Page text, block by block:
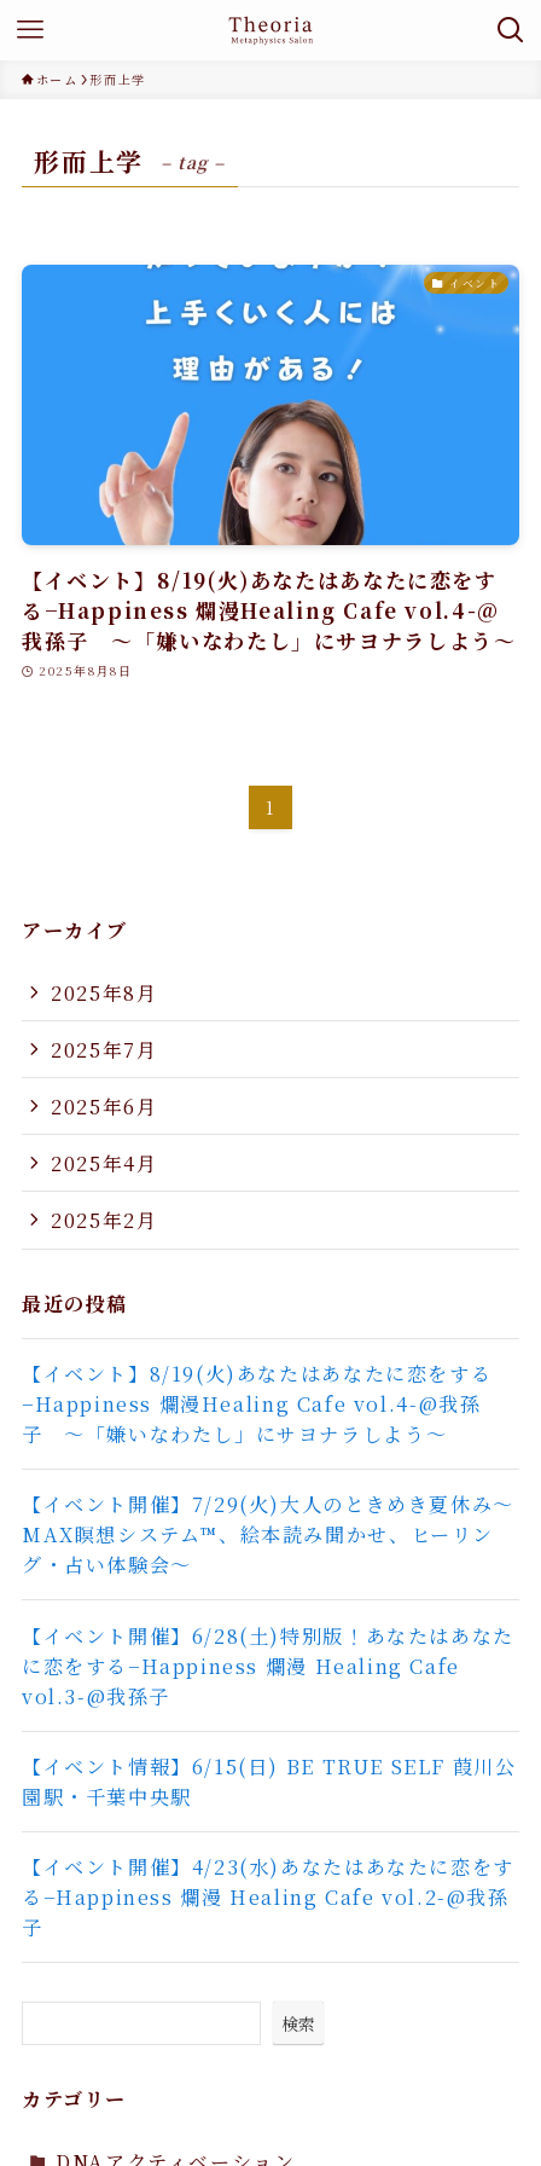
ホーム 形而上学
形而上学 – tag –
イベント
【イベント】8/19(火)あなたはあなたに恋をす
る−Happiness 爛漫Healing Cafe vol.4-@
我孫子 〜「嫌いなわたし」にサヨナラしよう〜
2025年8月8日
1
アーカイブ
2025年8月
2025年7月
2025年6月
2025年4月
2025年2月
最近の投稿
【イベント】8/19(火)あなたはあなたに恋をする
−Happiness 爛漫Healing Cafe vol.4-@我孫
子 〜「嫌いなわたし」にサヨナラしよう〜
【イベント開催】7/29(火)大人のときめき夏休み〜
MAX瞑想システム™︎、絵本読み聞かせ、ヒーリン
グ・占い体験会〜
【イベント開催】6/28(土)特別版！あなたはあなた
に恋をする−Happiness 爛漫 Healing Cafe
vol.3-@我孫子
【イベント情報】6/15(日) BE TRUE SELF 葭川公
園駅・千葉中央駅
【イベント開催】4/23(水)あなたはあなたに恋をす
る−Happiness 爛漫 Healing Cafe vol.2-@我孫
子
検索
カテゴリー